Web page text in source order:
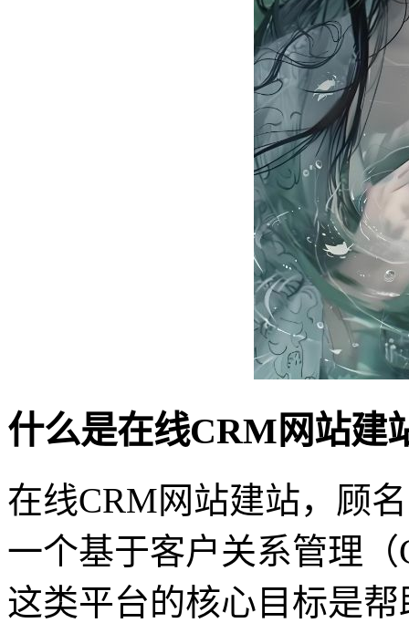
什么是在线CRM网站建
在线CRM网站建站，顾
一个基于客户关系管理
这类平台的核心目标是